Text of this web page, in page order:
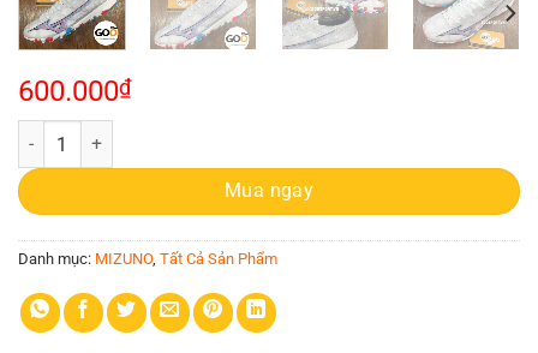
600.000₫
Mizuno Alpha TF trắng sọc đỏ số lượng
Mua ngay
Danh mục: MIZUNO, Tất Cả Sản Phẩm